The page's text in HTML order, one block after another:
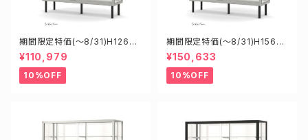
期間限定特価(～8/31)H12602
S W1200D600H1200mm 新
型業務用ガラスケース ショーケ
ース
¥110,979
10%OFF
期間限定特価(～8/31)H15605
S W1500D600H1500mm 新
型業務用ガラスケース ショーケ
ース
¥150,633
10%OFF